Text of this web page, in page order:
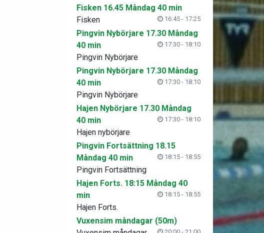
Fisken 16.45 Måndag 40 min
16:45 - 17:25
Fisken
Pingvin Nybörjare 17.30 Måndag
40 min
17:30 - 18:10
Pingvin Nybörjare
Pingvin Nybörjare 17.30 Måndag
40 min
17:30 - 18:10
Pingvin Nybörjare
Hajen Nybörjare 17.30 Måndag
40 min
17:30 - 18:10
Hajen nybörjare
Pingvin Fortsättning 18.15
Måndag 40 min
18:15 - 18:55
Pingvin Fortsättning
Hajen Forts. 18:15 Måndag 40
min
18:15 - 18:55
Hajen Forts.
Vuxensim måndagar (50m)